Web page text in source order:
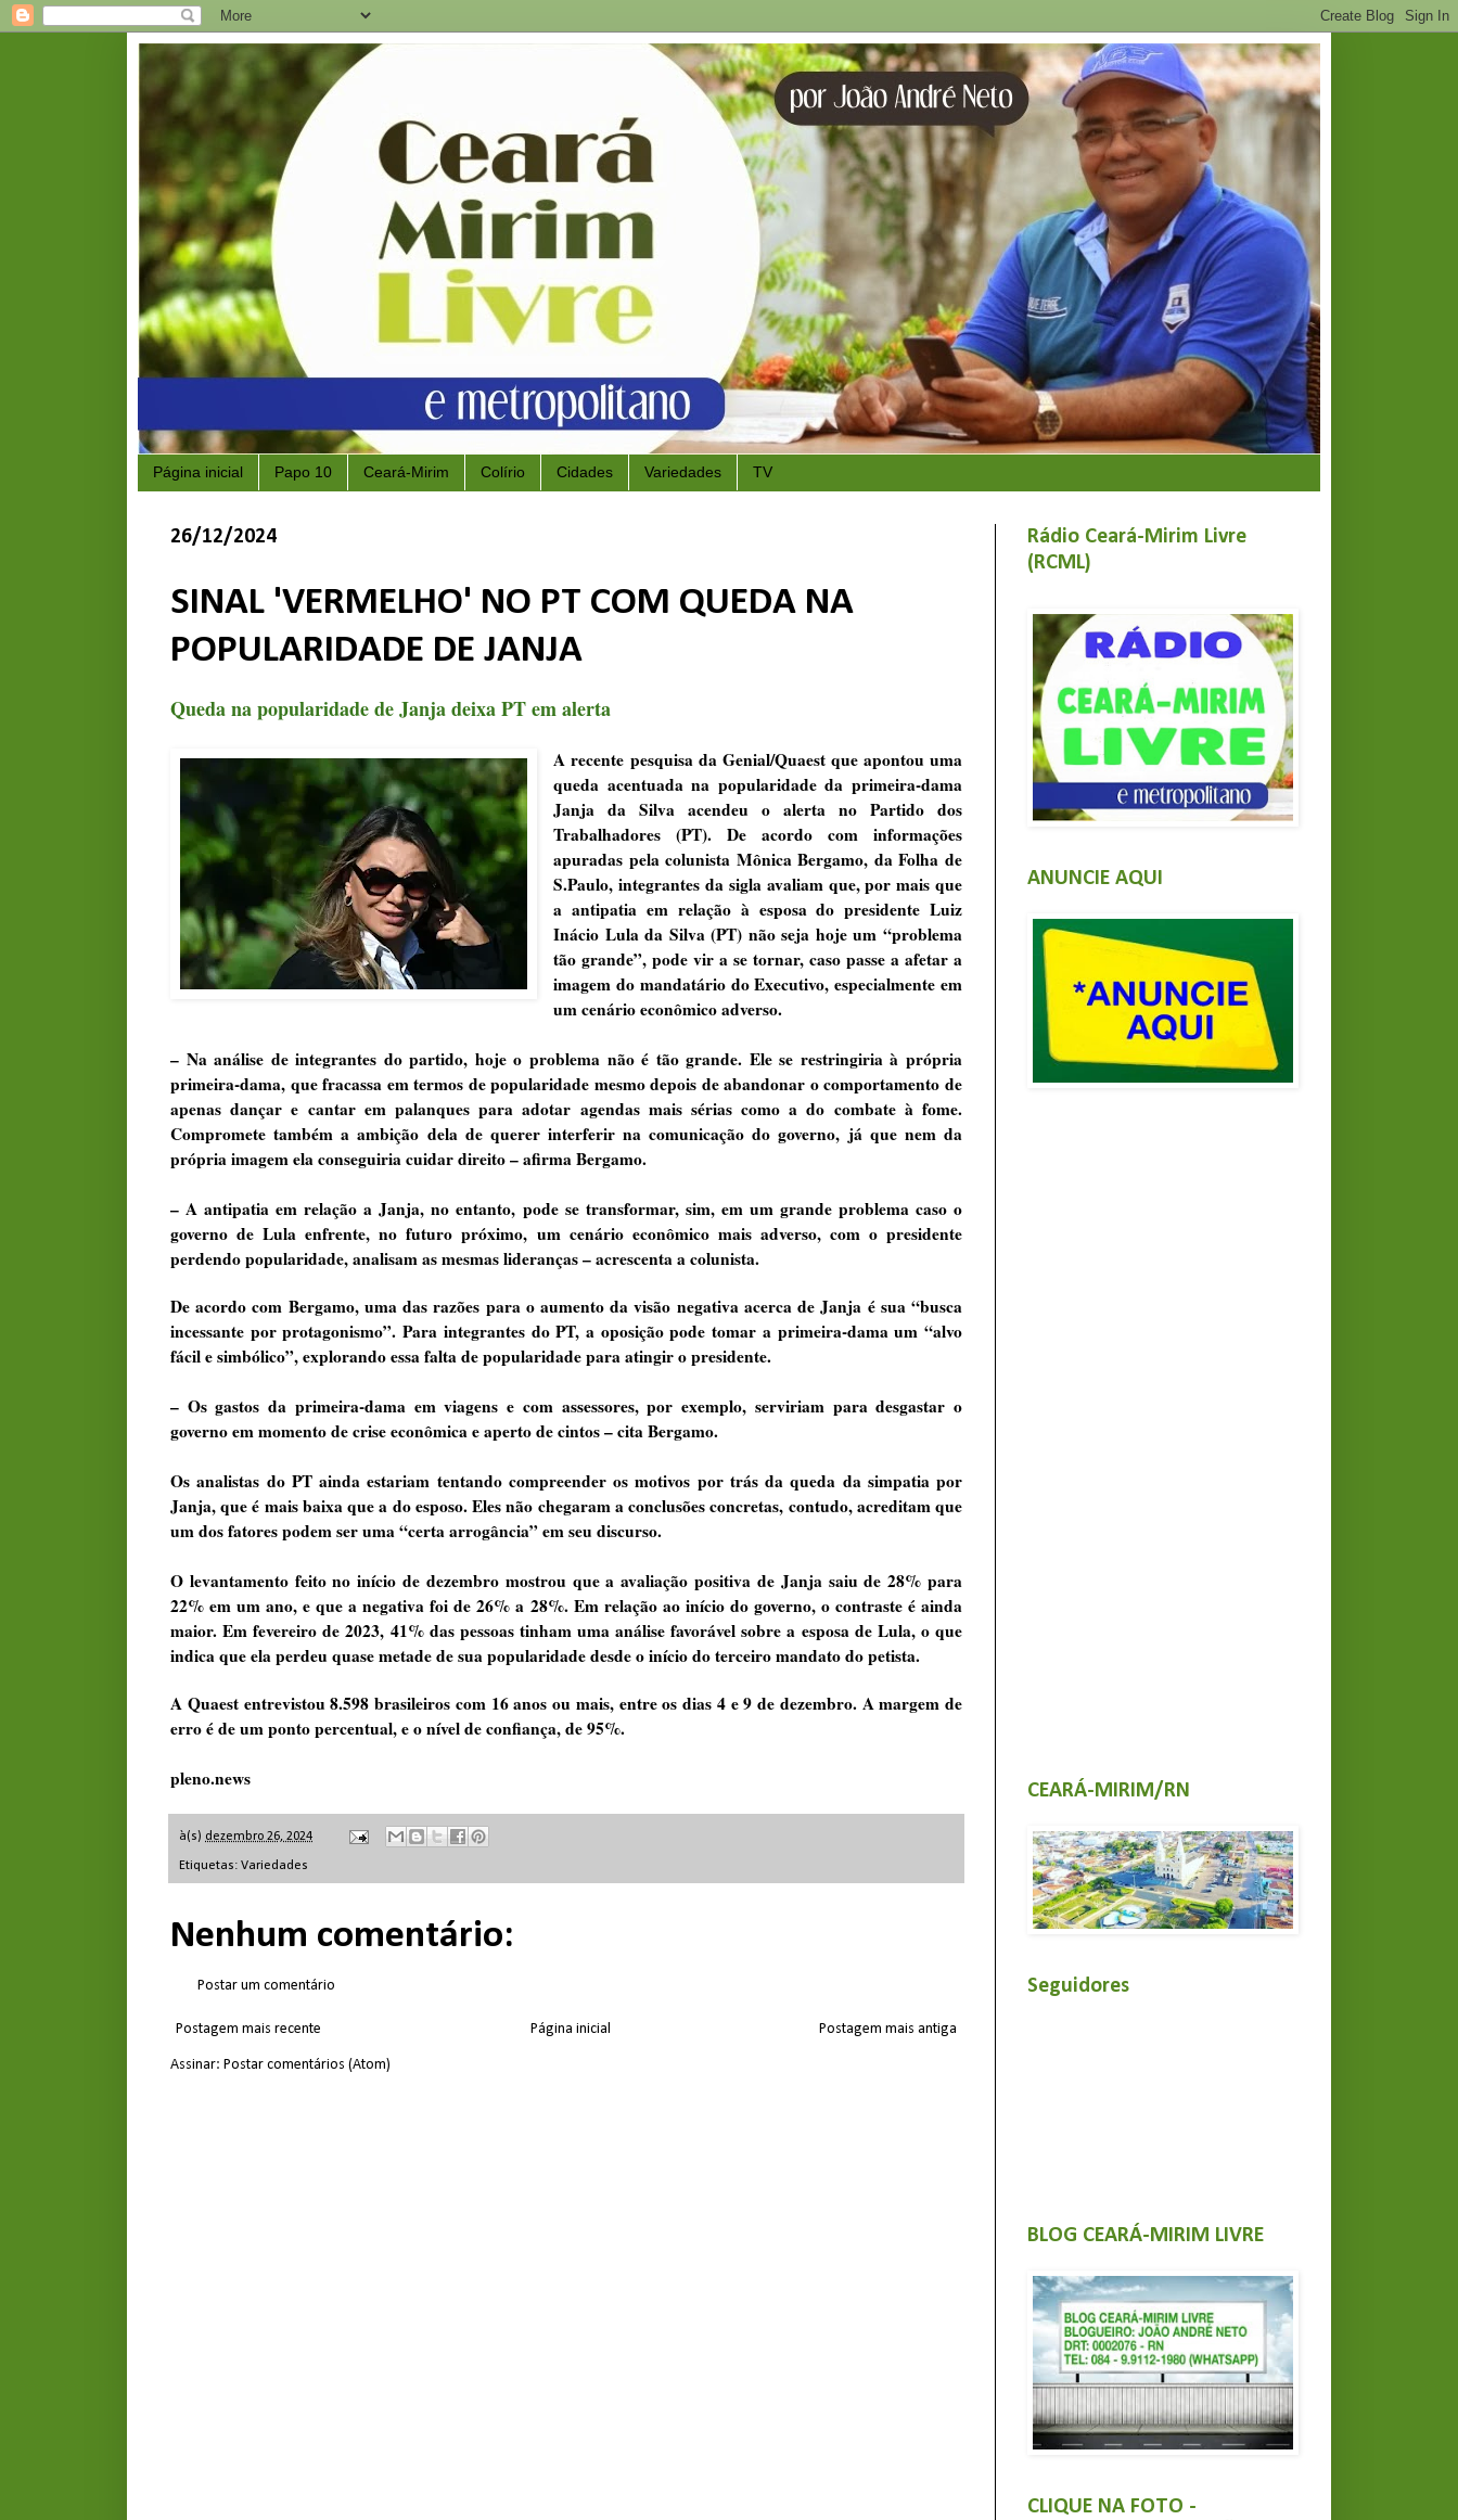
Página inicial Papo 10 Ceará-Mirim Colírio Cidades Variedades TV
26/12/2024
SINAL 'VERMELHO' NO PT COM QUEDA NA
POPULARIDADE DE JANJA
Queda na popularidade de Janja deixa PT em alerta
A recente pesquisa da Genial/Quaest que apontou uma
queda acentuada na popularidade da primeira-dama
Janja da Silva acendeu o alerta no Partido dos
Trabalhadores (PT). De acordo com informações
apuradas pela colunista Mônica Bergamo, da Folha de
S.Paulo, integrantes da sigla avaliam que, por mais que
a antipatia em relação à esposa do presidente Luiz
Inácio Lula da Silva (PT) não seja hoje um “problema
tão grande”, pode vir a se tornar, caso passe a afetar a
imagem do mandatário do Executivo, especialmente em
um cenário econômico adverso.
– Na análise de integrantes do partido, hoje o problema não é tão grande. Ele se restringiria à própria
primeira-dama, que fracassa em termos de popularidade mesmo depois de abandonar o comportamento de
apenas dançar e cantar em palanques para adotar agendas mais sérias como a do combate à fome.
Compromete também a ambição dela de querer interferir na comunicação do governo, já que nem da
própria imagem ela conseguiria cuidar direito – afirma Bergamo.
– A antipatia em relação a Janja, no entanto, pode se transformar, sim, em um grande problema caso o
governo de Lula enfrente, no futuro próximo, um cenário econômico mais adverso, com o presidente
perdendo popularidade, analisam as mesmas lideranças – acrescenta a colunista.
De acordo com Bergamo, uma das razões para o aumento da visão negativa acerca de Janja é sua “busca
incessante por protagonismo”. Para integrantes do PT, a oposição pode tomar a primeira-dama um “alvo
fácil e simbólico”, explorando essa falta de popularidade para atingir o presidente.
– Os gastos da primeira-dama em viagens e com assessores, por exemplo, serviriam para desgastar o
governo em momento de crise econômica e aperto de cintos – cita Bergamo.
Os analistas do PT ainda estariam tentando compreender os motivos por trás da queda da simpatia por
Janja, que é mais baixa que a do esposo. Eles não chegaram a conclusões concretas, contudo, acreditam que
um dos fatores podem ser uma “certa arrogância” em seu discurso.
O levantamento feito no início de dezembro mostrou que a avaliação positiva de Janja saiu de 28% para
22% em um ano, e que a negativa foi de 26% a 28%. Em relação ao início do governo, o contraste é ainda
maior. Em fevereiro de 2023, 41% das pessoas tinham uma análise favorável sobre a esposa de Lula, o que
indica que ela perdeu quase metade de sua popularidade desde o início do terceiro mandato do petista.
A Quaest entrevistou 8.598 brasileiros com 16 anos ou mais, entre os dias 4 e 9 de dezembro. A margem de
erro é de um ponto percentual, e o nível de confiança, de 95%.
pleno.news
à(s) dezembro 26, 2024
Etiquetas: Variedades
Nenhum comentário:
Postar um comentário
Postagem mais recente Postagem mais antiga
Página inicial
Assinar: Postar comentários (Atom)
Rádio Ceará-Mirim Livre
(RCML)
ANUNCIE AQUI
CEARÁ-MIRIM/RN
Seguidores
BLOG CEARÁ-MIRIM LIVRE
CLIQUE NA FOTO -